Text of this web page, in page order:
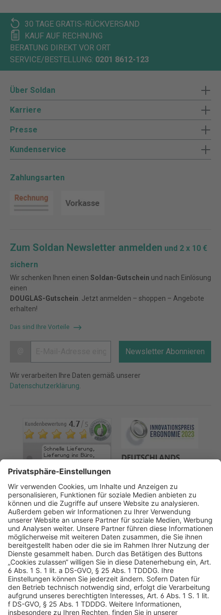
30 TAGE GRATIS-RÜCKVERSAND
KAUF AUF RECHNUNG
BERATUNG DIREKT VOR ORT
SERVICE/BESTELLUNG: 0201 8612-123
Über Soldan
Karriere
Presse
Kundenservice
Zahlungsarten
Zum Soldan Newsletter anmelden und 2 x 10 €
sichern
Wir schenken Ihnen einen Soldan-Gutschein und nach Einlösung
einen
DOUGLAS-Gutschein . Jetzt anmelden – shoppen – Angebote
erhalten!
Das sind Ihre Vorteile
Newsletter Abonnieren
Wir verarbeiten Ihre Daten gemäß unserer
Datenschutzerklärung
AGB Datenschutz
Impressum
Sicherheitshinweis
Compliance